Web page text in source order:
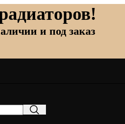
и под заказ